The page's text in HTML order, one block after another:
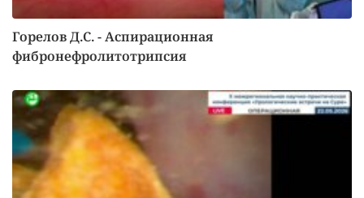
Горелов Д.С. - Аспирационная
фибронефролитотрипсия